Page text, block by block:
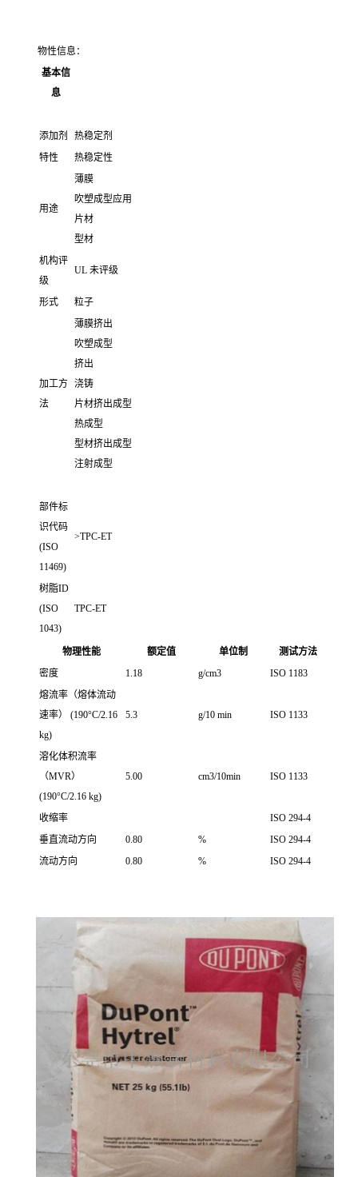
物性信息：
基本信
息
添加剂
热稳定剂
特性
热稳定性
用途
薄膜
吹塑成型应用
片材
型材
机构评
级
UL 未评级
形式 粒子
加工方
法
薄膜挤出
吹塑成型
挤出
浇铸
片材挤出成型
热成型
型材挤出成型
注射成型
部件标
识代码
(ISO
11469)
>TPC-ET
树脂ID
(ISO
1043)
TPC-ET
物理性能 额定值 单位制
测试方法
密度
1.18 g/cm3
ISO 1183
熔流率（熔体流动
速率） (190°C/2.16
kg)
5.3 g/10 min ISO 1133
溶化体积流率
（MVR）
(190°C/2.16 kg)
5.00 cm3/10min ISO 1133
收缩率
ISO 294-4
垂直流动方向
0.80 %
ISO 294-4
流动方向
0.80 % ISO 294-4